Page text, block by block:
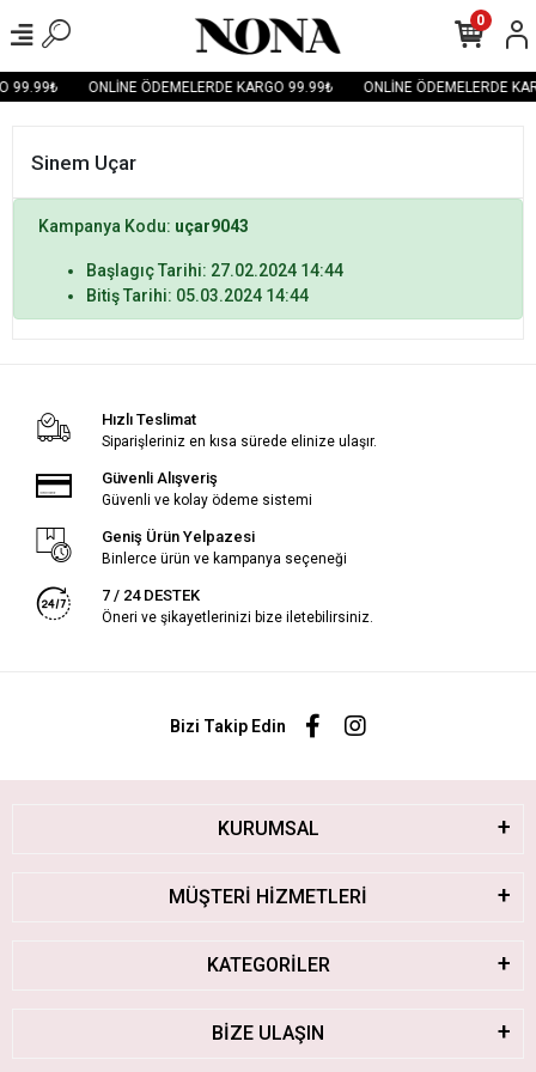
99.99₺ ONLİNE ÖDEMELERDE KARGO 99.99₺ ONLİNE ÖDEMELERDE
0
Sinem Uçar
Kampanya Kodu: uçar9043
Başlagıç Tarihi: 27.02.2024 14:44
Bitiş Tarihi: 05.03.2024 14:44
Hızlı Teslimat
Siparişleriniz en kısa sürede elinize ulaşır.
Güvenli Alışveriş
Güvenli ve kolay ödeme sistemi
Geniş Ürün Yelpazesi
Binlerce ürün ve kampanya seçeneği
7 / 24 DESTEK
Öneri ve şikayetlerinizi bize iletebilirsiniz.
Bizi Takip Edin
KURUMSAL
MÜŞTERİ HİZMETLERİ
KATEGORİLER
BİZE ULAŞIN